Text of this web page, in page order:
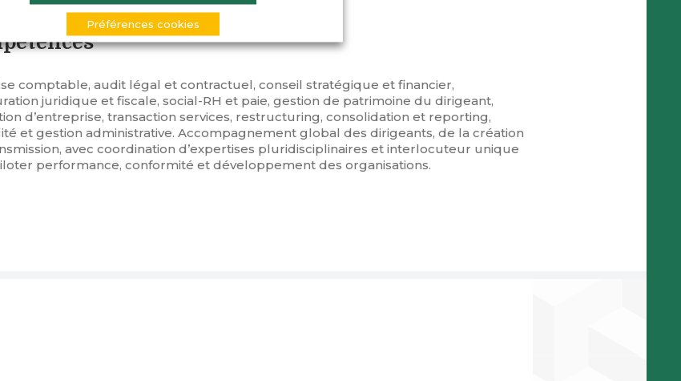
comptable, audit légal et contractuel, conseil stratégique et financier,
juridique et fiscale, social-RH et paie, gestion de patrimoine du dirigeant,
d’entreprise, transaction services, restructuring, consolidation et reporting,
et gestion administrative. Accompagnement global des dirigeants, de la création
avec coordination d’expertises pluridisciplinaires et interlocuteur unique
performance, conformité et développement des organisations.
Préférences cookies